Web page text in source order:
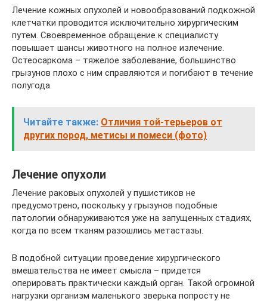
Лечение кожных опухолей и новообразований подкожной
клетчатки проводится исключительно хирургическим
путем. Своевременное обращение к специалисту
повышает шансы животного на полное излечение.
Остеосаркома – тяжелое заболевание, большинство
грызунов плохо с ним справляются и погибают в течение
полугода.
Читайте также: Отличия той-терьеров от
других пород, метисы и помеси (фото)
Лечение опухоли
Лечение раковых опухолей у пушистиков не
предусмотрено, поскольку у грызунов подобные
патологии обнаруживаются уже на запущенных стадиях,
когда по всем тканям разошлись метастазы.
В подобной ситуации проведение хирургического
вмешательства не имеет смысла – придется
оперировать практически каждый орган. Такой огромной
нагрузки организм маленького зверька попросту не